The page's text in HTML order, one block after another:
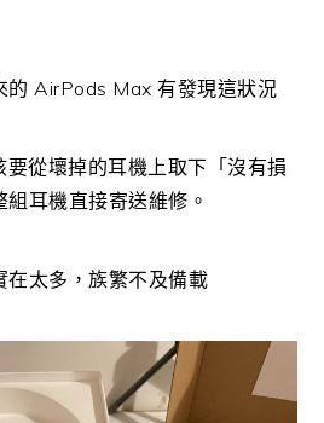
的 AirPods Max 有發現這狀況
從壞掉的耳機上取下「沒有損
耳機直接寄送維修。
在太多，族繁不及備載